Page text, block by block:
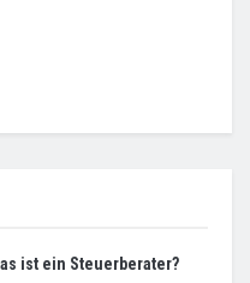
ist ein Steuerberater?